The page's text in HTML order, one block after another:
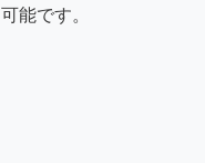
可能です。